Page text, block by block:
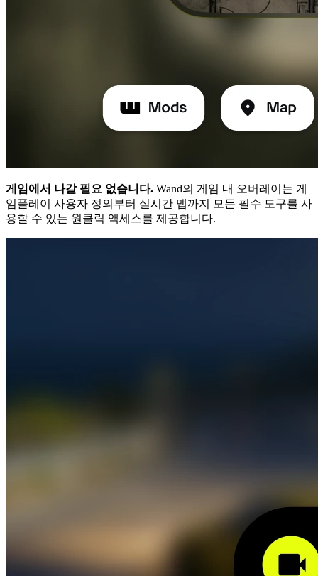
게임에서 나갈 필요 없습니다. Wand의 게임 내 오버레이는 게
임플레이 사용자 정의부터 실시간 맵까지 모든 필수 도구를 사
용할 수 있는 원클릭 액세스를 제공합니다.